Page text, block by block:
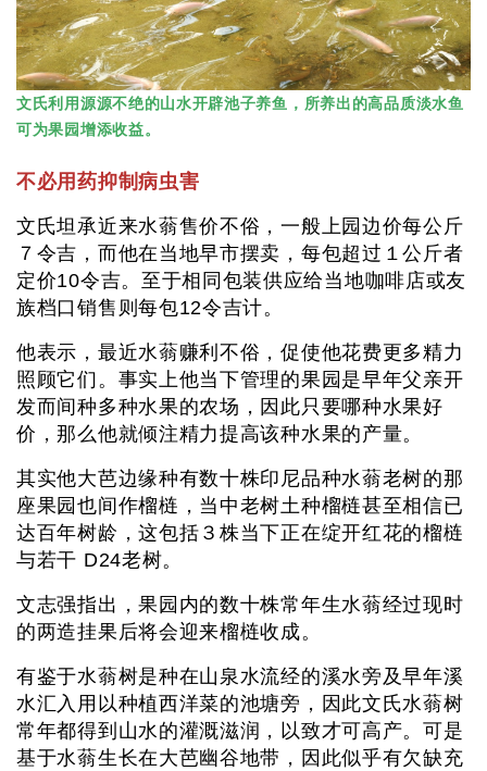
文氏利用源源不绝的山水开辟池子养鱼，所养出的高品质淡水鱼
可为果园增添收益。
不必用药抑制病虫害
文氏坦承近来水蓊售价不俗，一般上园边价每公斤
７令吉，而他在当地早市摆卖，每包超过１公斤者
定价10令吉。至于相同包装供应给当地咖啡店或友
族档口销售则每包12令吉计。
他表示，最近水蓊赚利不俗，促使他花费更多精力
照顾它们。事实上他当下管理的果园是早年父亲开
发而间种多种水果的农场，因此只要哪种水果好
价，那么他就倾注精力提高该种水果的产量。
其实他大芭边缘种有数十株印尼品种水蓊老树的那
座果园也间作榴梿，当中老树土种榴梿甚至相信已
达百年树龄，这包括３株当下正在绽开红花的榴梿
与若干 D24老树。
文志强指出，果园内的数十株常年生水蓊经过现时
的两造挂果后将会迎来榴梿收成。
有鉴于水蓊树是种在山泉水流经的溪水旁及早年溪
水汇入用以种植西洋菜的池塘旁，因此文氏水蓊树
常年都得到山水的灌溉滋润，以致才可高产。可是
基于水蓊生长在大芭幽谷地带，因此似乎有欠缺充